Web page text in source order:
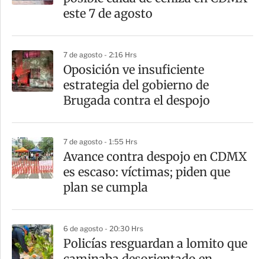
este 7 de agosto
7 de agosto - 2:16 Hrs
Oposición ve insuficiente
estrategia del gobierno de
Brugada contra el despojo
7 de agosto - 1:55 Hrs
Avance contra despojo en CDMX
es escaso: víctimas; piden que
plan se cumpla
6 de agosto - 20:30 Hrs
Policías resguardan a lomito que